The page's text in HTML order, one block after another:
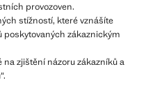
provozoven.
stížností, které vznášíte
zákaznickým
zjištění názoru zákazníků a